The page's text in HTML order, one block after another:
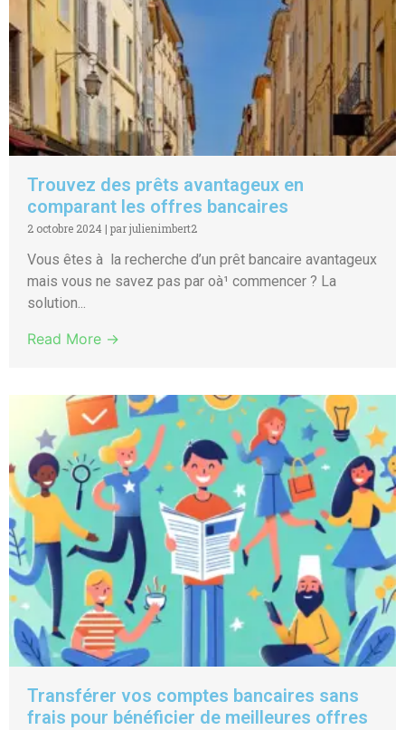
Trouvez des prêts avantageux en
comparant les offres bancaires
2 octobre 2024 | par julienimbert2
Vous êtes à la recherche d’un prêt bancaire avantageux
mais vous ne savez pas par oà¹ commencer ? La
solution...
Read More →
Transférer vos comptes bancaires sans
frais pour bénéficier de meilleures offres